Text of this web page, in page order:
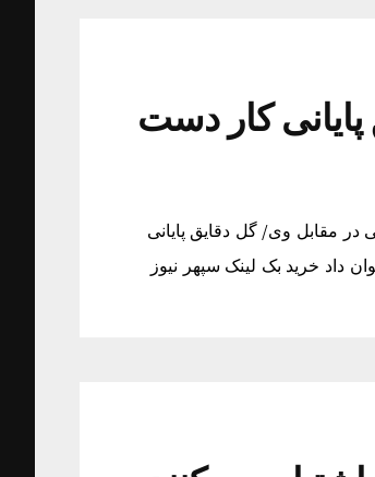
کار دست
در مقابل وی/ گل دقایق پایانی
داد خرید بک لینک سپهر نیوز